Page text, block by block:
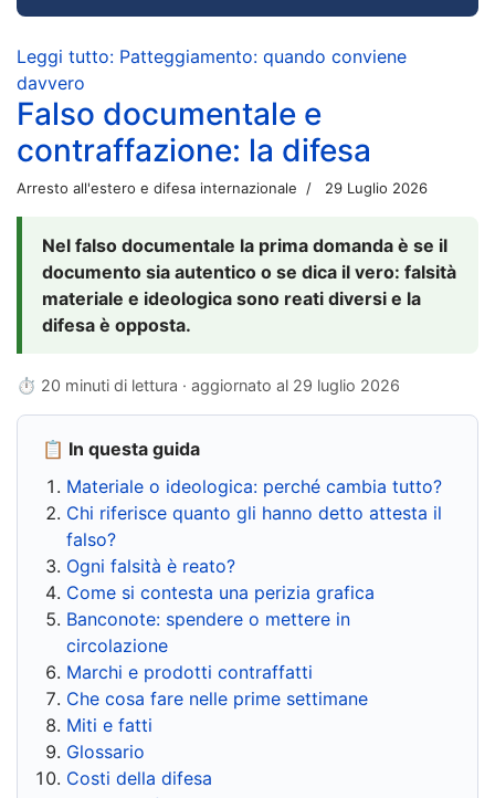
Leggi tutto: Patteggiamento: quando conviene
davvero
Falso documentale e
contraffazione: la difesa
Arresto all'estero e difesa internazionale 29 Luglio 2026
Nel falso documentale la prima domanda è se il
documento sia autentico o se dica il vero: falsità
materiale e ideologica sono reati diversi e la
difesa è opposta.
⏱ 20 minuti di lettura · aggiornato al 29 luglio 2026
📋 In questa guida
Materiale o ideologica: perché cambia tutto?
Chi riferisce quanto gli hanno detto attesta il
falso?
Ogni falsità è reato?
Come si contesta una perizia grafica
Banconote: spendere o mettere in
circolazione
Marchi e prodotti contraffatti
Che cosa fare nelle prime settimane
Miti e fatti
Glossario
Costi della difesa